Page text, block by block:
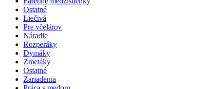
Ostatné
Liečivá
Pre včelárov
Náradie
Rozperáky
Dymáky
Zmetáky
Ostatné
Zariadenia